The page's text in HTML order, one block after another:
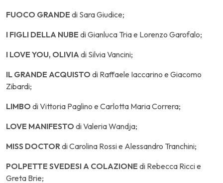
FUOCO GRANDE di Sara Giudice;
I FIGLI DELLA NUBE di Gianluca Tria e Lorenzo Garofalo;
I LOVE YOU, OLIVIA di Silvia Vancini;
IL GRANDE ACQUISTO di Raffaele Iaccarino e Giacomo
Zibardi;
LIMBO di Vittoria Paglino e Carlotta Maria Correra;
LOVE MANIFESTO di Valeria Wandja;
MISS DOCTOR di Carolina Rossi e Alessandro Tranchini;
POLPETTE SVEDESI A COLAZIONE di Rebecca Ricci e
Greta Brie;